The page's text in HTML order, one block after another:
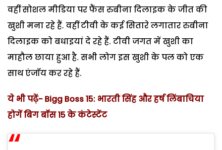
वहीं सोशल मीडिया पर फैंस रुबीना दिलाइक के जीत की
खुशी मना रहे हैं. वहीं टीवी के कई सितारे लगातार रुबीना
दिलाइक को बधाइयां दे रहे हैं. टीवी जगत में खुशी का
माहौल छाया हुआ है. सभी लोग इस खुशी के पल को एक
साथ एंजॉय कर रहे हैं.
ये भी पढ़ें- Bigg Boss 15: भारती सिंह और हर्ष लिंबाचिया
होगें बिग बॉस 15 के कंटेस्टेंट